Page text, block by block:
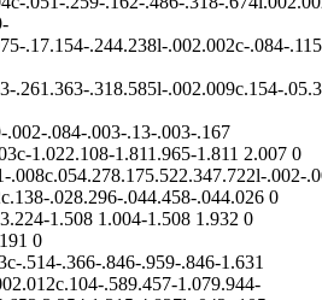
.17.154-.244.238l-.002.002c-.084-
.261.363-.318.585l-.002.009c.154-
.084-.003-.13-.003-.167
1.022.108-1.811.965-1.811 2.007 0
.008c.054.278.175.522.347.722l-.002-
.028.296-.044.458-.044.026 0
1.508 1.004-1.508 1.932 0
0
.514-.366-.846-.959-.846-1.631
.589.457-1.079.944-